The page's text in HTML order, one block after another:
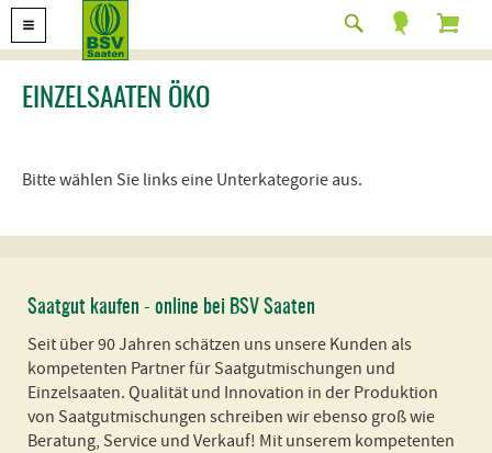
EINZELSAATEN ÖKO
Bitte wählen Sie links eine Unterkategorie aus.
Saatgut kaufen - online bei BSV Saaten
Seit über 90 Jahren schätzen uns unsere Kunden als
kompetenten Partner für Saatgutmischungen und
Einzelsaaten. Qualität und Innovation in der Produktion
von Saatgutmischungen schreiben wir ebenso groß wie
Beratung, Service und Verkauf! Mit unserem kompetenten